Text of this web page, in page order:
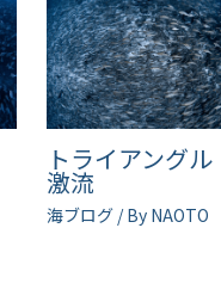
トライアングル
激流
海ブログ / By NAOTO